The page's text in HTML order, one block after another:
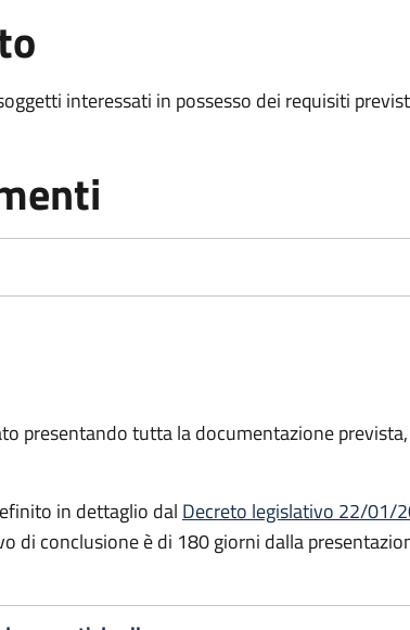
interessati in possesso dei requisiti
presentando tutta la documentazione
in dettaglio dal Decreto legislativo 22/01/
di conclusione è di 180 giorni dalla